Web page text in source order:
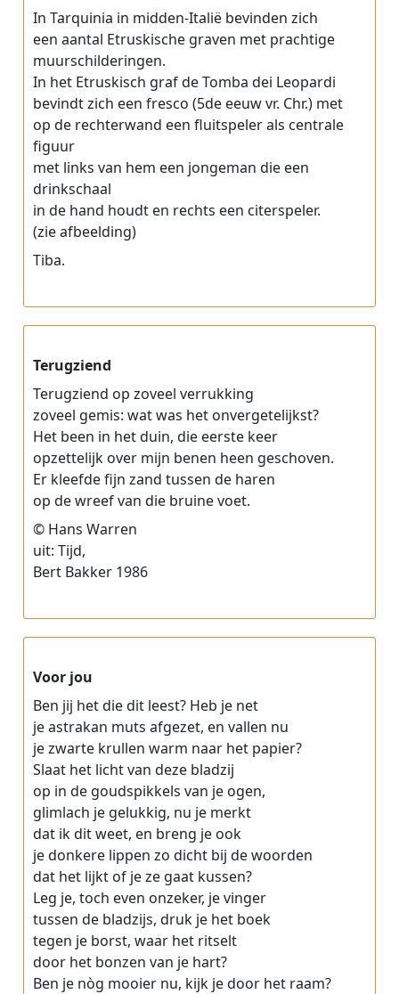
In Tarquinia in midden-Italië bevinden zich
een aantal Etruskische graven met prachtige
muurschilderingen.
In het Etruskisch graf de Tomba dei Leopardi
bevindt zich een fresco (5de eeuw vr. Chr.) met
op de rechterwand een fluitspeler als centrale
figuur
met links van hem een jongeman die een
drinkschaal
in de hand houdt en rechts een citerspeler.
(zie afbeelding)
Tiba.
Terugziend
Terugziend op zoveel verrukking
zoveel gemis: wat was het onvergetelijkst?
Het been in het duin, die eerste keer
opzettelijk over mijn benen heen geschoven.
Er kleefde fijn zand tussen de haren
op de wreef van die bruine voet.
© Hans Warren
uit: Tijd,
Bert Bakker 1986
Voor jou
Ben jij het die dit leest? Heb je net
je astrakan muts afgezet, en vallen nu
je zwarte krullen warm naar het papier?
Slaat het licht van deze bladzij
op in de goudspikkels van je ogen,
glimlach je gelukkig, nu je merkt
dat ik dit weet, en breng je ook
je donkere lippen zo dicht bij de woorden
dat het lijkt of je ze gaat kussen?
Leg je, toch even onzeker, je vinger
tussen de bladzijs, druk je het boek
tegen je borst, waar het ritselt
door het bonzen van je hart?
Ben je nòg mooier nu, kijk je door het raam?